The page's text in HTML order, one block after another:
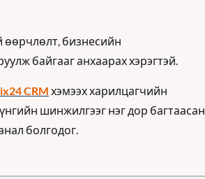
өөрчлөлт, бизнесийн
байгааг анхаарах хэрэгтэй.
CRM хэмээх харилцагчийн
шинжилгээг нэг дор багтаасан
болгодог.